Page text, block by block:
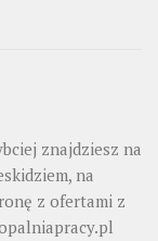
znajdziesz na
na
z ofertami z